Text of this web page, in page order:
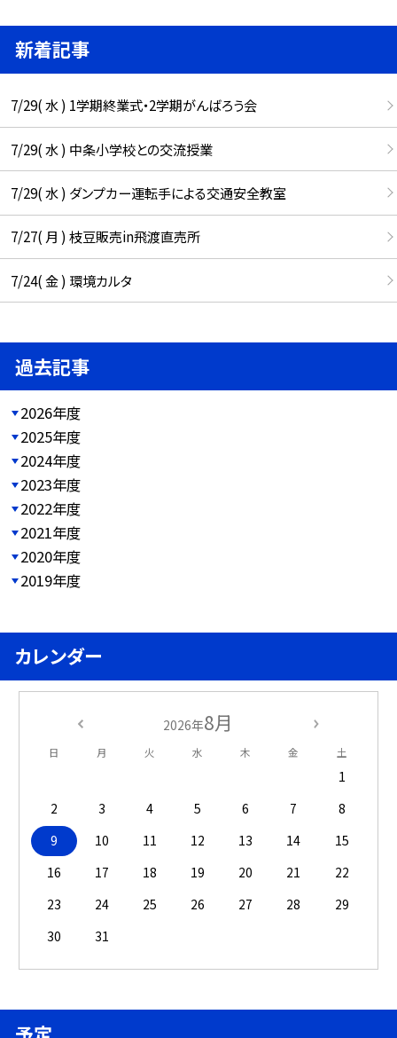
新着記事
7/29( 水 ) 1学期終業式・2学期がんばろう会
7/29( 水 ) 中条小学校との交流授業
7/29( 水 ) ダンプカー運転手による交通安全教室
7/27( 月 ) 枝豆販売in飛渡直売所
7/24( 金 ) 環境カルタ
過去記事
2026年度
2025年度
2024年度
2023年度
2022年度
2021年度
2020年度
2019年度
カレンダー
2026年8月
日 月 火 水 木 金 土
1
2
3 4 5 6 7
8
9
10 11 12 13 14
15
16
17 18 19 20 21
22
23
24 25 26 27 28
29
30
31